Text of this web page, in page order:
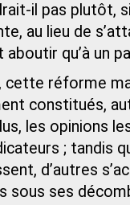
il pas plutôt,
au lieu de
aboutir qu’à un
cette réforme
constitués,
les opinions
; tandis
d’autres
sous ses